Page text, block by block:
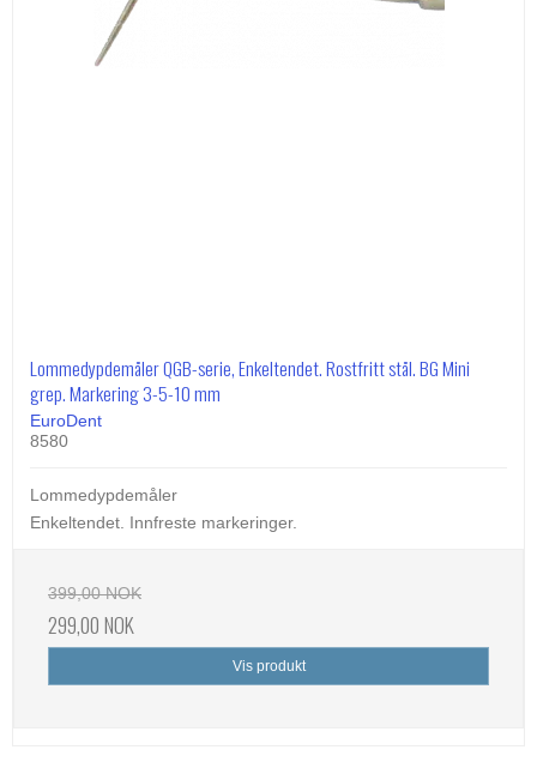
Lommedypdemåler QGB-serie, Enkeltendet. Rostfritt stål. BG Mini
grep. Markering 3-5-10 mm
EuroDent
8580
Lommedypdemåler
Enkeltendet. Innfreste markeringer.
399,00 NOK
299,00 NOK
Vis produkt